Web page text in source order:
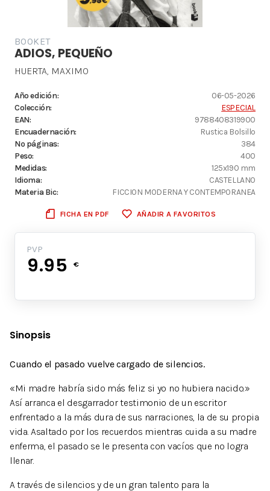
BOOKET
ADIOS, PEQUEÑO
HUERTA, MAXIMO
Año edición:
06-05-2026
Colección:
ESPECIAL
EAN:
9788408319900
Encuadernación:
Rustica Bolsillo
Nº páginas:
384
Peso:
400
Medidas:
125x190 mm
Idioma:
CASTELLANO
Materia Bic:
FICCION MODERNA Y CONTEMPORANEA
FICHA EN PDF AÑADIR A FAVORITOS
PVP
9.95 €
Sinopsis
Cuando el pasado vuelve cargado de silencios.
«Mi madre habría sido más feliz si yo no hubiera nacido.»
Así arranca el desgarrador testimonio de un escritor
enfrentado a la más dura de sus narraciones, la de su propia
vida. Asaltado por los recuerdos mientras cuida a su madre
enferma, el pasado se le presenta con vacíos que no logra
llenar.
A través de silencios y de un gran talento para la